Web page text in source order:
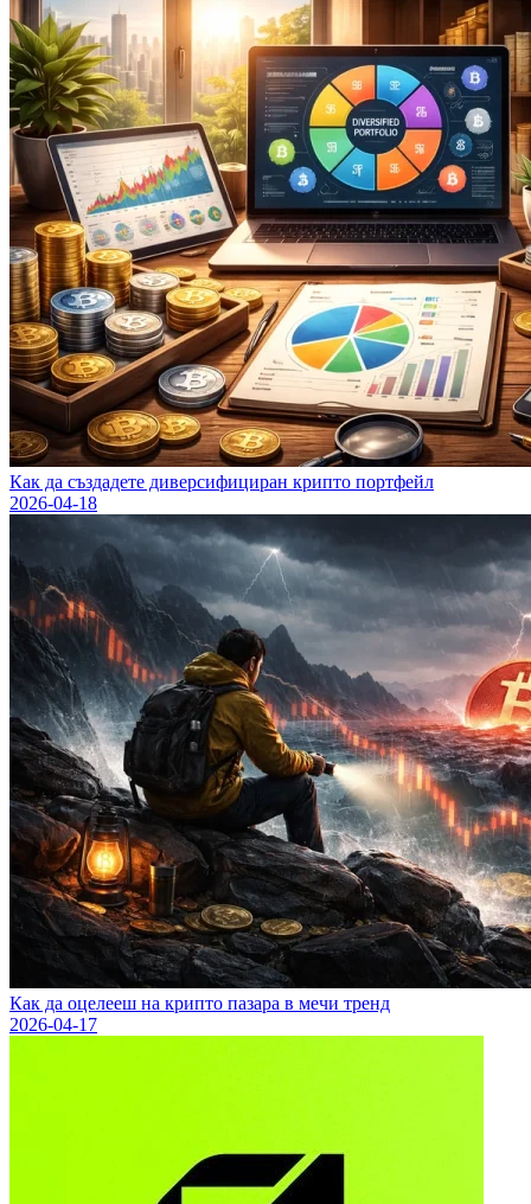
Как да създадете диверсифициран крипто портфейл
2026-04-18
Как да оцелееш на крипто пазара в мечи тренд
2026-04-17